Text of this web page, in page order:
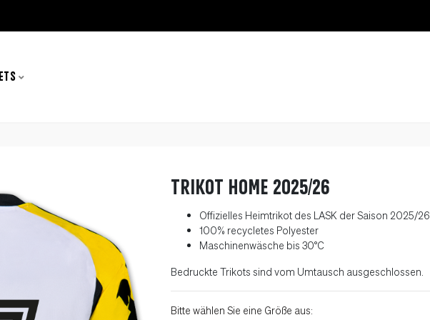
Trikot Home 2025/26
Offizielles Heimtrikot des LASK der Saison 2025/26
100% recycletes Polyester
Maschinenwäsche bis 30°C
Bedruckte Trikots sind vom Umtausch ausgeschlossen.
Bitte wählen Sie eine Größe aus: